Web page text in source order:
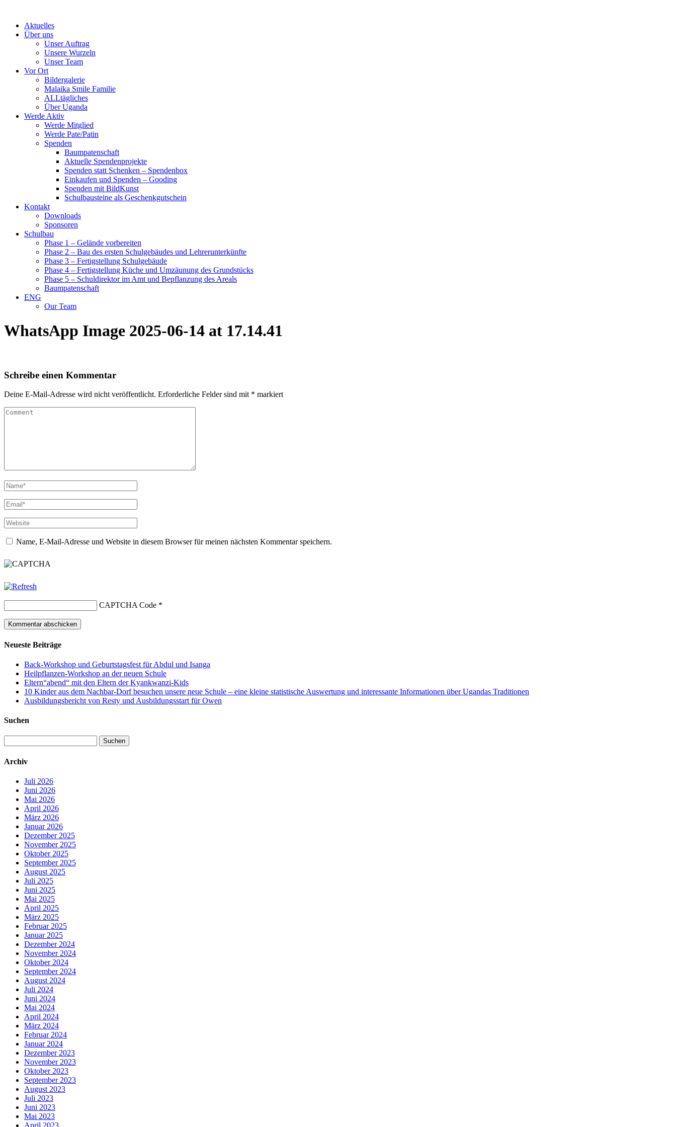
contentAktuelles
Über uns
Unser Auftrag
Unsere Wurzeln
Unser Team
Vor Ort
Bildergalerie
Malaika Smile Familie
ALLtägliches
Über Uganda
Werde Aktiv
Werde Mitglied
Werde Pate/Patin
Spenden
Baumpatenschaft
Aktuelle Spendenprojekte
Spenden statt Schenken – Spendenbox
Einkaufen und Spenden – Gooding
Spenden mit BildKunst
Schulbausteine als Geschenkgutschein
Kontakt
Downloads
Sponsoren
Schulbau
Phase 1 – Gelände vorbereiten
Phase 2 – Bau des ersten Schulgebäudes und Lehrerunterkünfte
Phase 3 – Fertigstellung Schulgebäude
Phase 4 – Fertigstellung Küche und Umzäunung des Grundstücks
Phase 5 – Schuldirektor im Amt und Bepflanzung des Areals
Baumpatenschaft
ENG
Our Team
WhatsApp Image 2025-06-14 at 17.14.41
Schreibe einen Kommentar
Deine E-Mail-Adresse wird nicht veröffentlicht. Erforderliche Felder sind mit * markiert
Name, E-Mail-Adresse und Website in diesem Browser für meinen nächsten Kommentar speichern.
CAPTCHA Code *
Neueste Beiträge
Back-Workshop und Geburtstagsfest für Abdul und Isanga
Heilpflanzen-Workshop an der neuen Schule
Eltern“abend“ mit den Eltern der Kyankwanzi-Kids
10 Kinder aus dem Nachbar-Dorf besuchen unsere neue Schule – eine kleine statistische Auswertung und interessante Informationen über Ugandas Traditionen
Ausbildungsbericht von Resty und Ausbildungsstart für Owen
Suchen
nach:
Archiv
Juli 2026
Juni 2026
Mai 2026
April 2026
März 2026
Januar 2026
Dezember 2025
November 2025
Oktober 2025
September 2025
August 2025
Juli 2025
Juni 2025
Mai 2025
April 2025
März 2025
Februar 2025
Januar 2025
Dezember 2024
November 2024
Oktober 2024
September 2024
August 2024
Juli 2024
Juni 2024
Mai 2024
April 2024
März 2024
Februar 2024
Januar 2024
Dezember 2023
November 2023
Oktober 2023
September 2023
August 2023
Juli 2023
Juni 2023
Mai 2023
April 2023